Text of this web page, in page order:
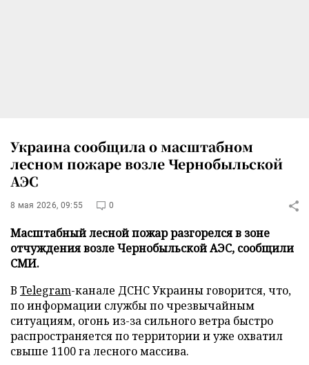
Украина сообщила о масштабном
лесном пожаре возле Чернобыльской
АЭС
8 мая 2026, 09:55 0
Масштабный лесной пожар разгорелся в зоне
отчуждения возле Чернобыльской АЭС, сообщили
СМИ.
В Telegram-канале ДСНС Украины говорится, что,
по информации службы по чрезвычайным
ситуациям, огонь из-за сильного ветра быстро
распространяется по территории и уже охватил
свыше 1100 га лесного массива.